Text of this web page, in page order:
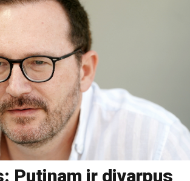
Putinam ir divarpus